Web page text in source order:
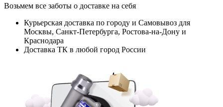
Возьмем все заботы о доставке на себя
Курьерская доставка по городу и Самовывоз для
Москвы, Санкт-Петербурга, Ростова-на-Дону и
Краснодара
Доставка ТК в любой город России